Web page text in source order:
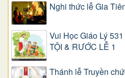
Nghi thức lễ Gia
Vui Học Giáo Lý
TỘI & RƯỚC LỄ 1
Thánh lễ Truyền